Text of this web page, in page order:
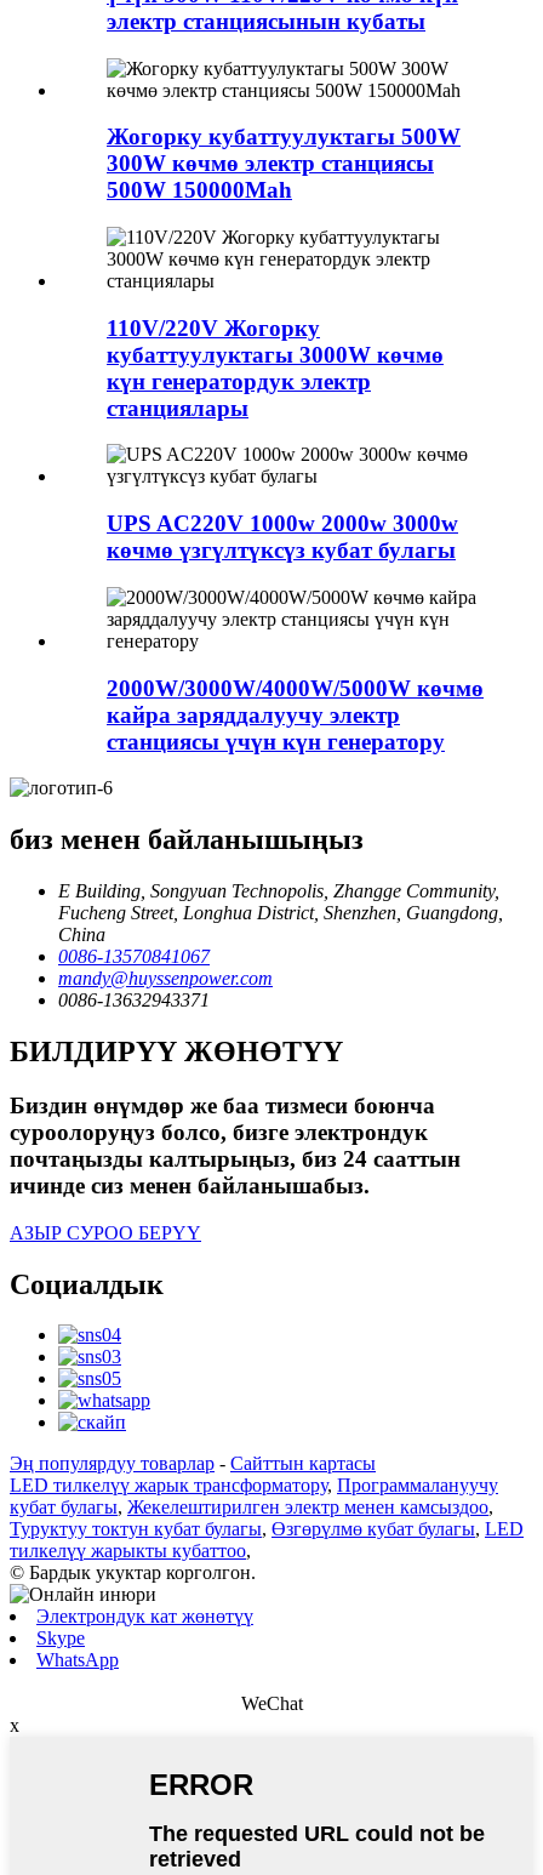
электр станциясынын кубаты
Жогорку кубаттуулуктагы 500W
300W көчмө электр станциясы
500W 150000Mah
110V/220V Жогорку
кубаттуулуктагы 3000W көчмө
күн генератордук электр
станциялары
UPS AC220V 1000w 2000w 3000w
көчмө үзгүлтүксүз кубат булагы
2000W/3000W/4000W/5000W көчмө
кайра заряддалуучу электр
станциясы үчүн күн генератору
биз менен байланышыңыз
E Building, Songyuan Technopolis, Zhangge Community,
Fucheng Street, Longhua District, Shenzhen, Guangdong,
China
0086-13570841067
mandy@huyssenpower.com
0086-13632943371
БИЛДИРҮҮ ЖӨНӨТҮҮ
Биздин өнүмдөр же баа тизмеси боюнча
суроолоруңуз болсо, бизге электрондук
почтаңызды калтырыңыз, биз 24 сааттын
ичинде сиз менен байланышабыз.
АЗЫР СУРОО БЕРҮҮ
Социалдык
Эң популярдуу товарлар - Сайттын картасы
LED тилкелүү жарык трансформатору, Программалануучу
кубат булагы, Жекелештирилген электр менен камсыздоо,
Туруктуу токтун кубат булагы, Өзгөрүлмө кубат булагы, LED
тилкелүү жарыкты кубаттоо,
© Бардык укуктар корголгон.
Электрондук кат жөнөтүү
Skype
WhatsApp
WeChat
x